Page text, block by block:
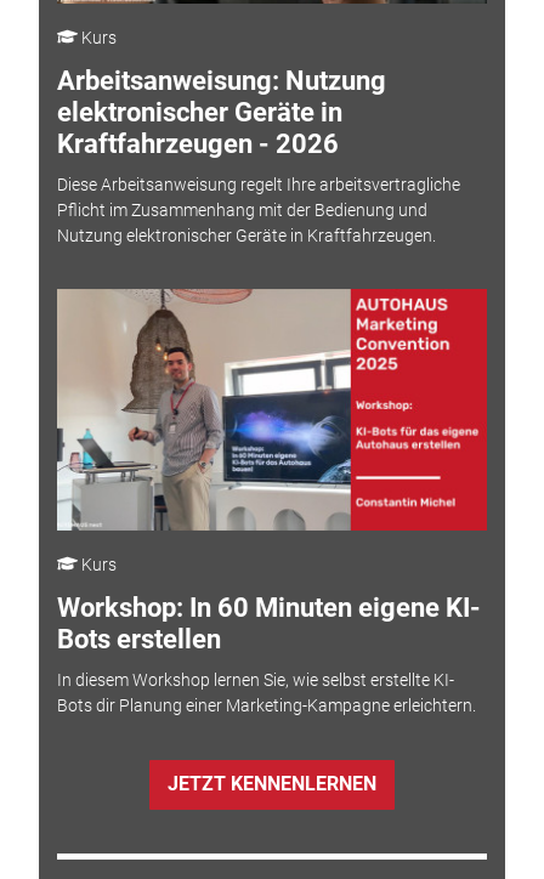
Kurs
Arbeitsanweisung: Nutzung
elektronischer Geräte in
Kraftfahrzeugen - 2026
Diese Arbeitsanweisung regelt Ihre arbeitsvertragliche
Pflicht im Zusammenhang mit der Bedienung und
Nutzung elektronischer Geräte in Kraftfahrzeugen.
Kurs
Workshop: In 60 Minuten eigene KI-
Bots erstellen
In diesem Workshop lernen Sie, wie selbst erstellte KI-
Bots dir Planung einer Marketing-Kampagne erleichtern.
JETZT KENNENLERNEN